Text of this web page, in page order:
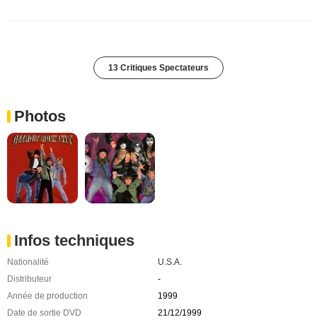
13 Critiques Spectateurs
Photos
Infos techniques
Nationalité
U.S.A.
Distributeur
-
Année de production
1999
Date de sortie DVD
21/12/1999